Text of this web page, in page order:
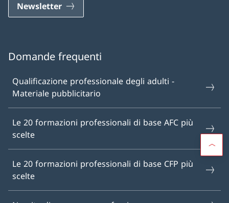
Newsletter
Domande frequenti
Qualificazione professionale degli adulti -
Materiale pubblicitario
Le 20 formazioni professionali di base AFC più
scelte
Le 20 formazioni professionali di base CFP più
scelte